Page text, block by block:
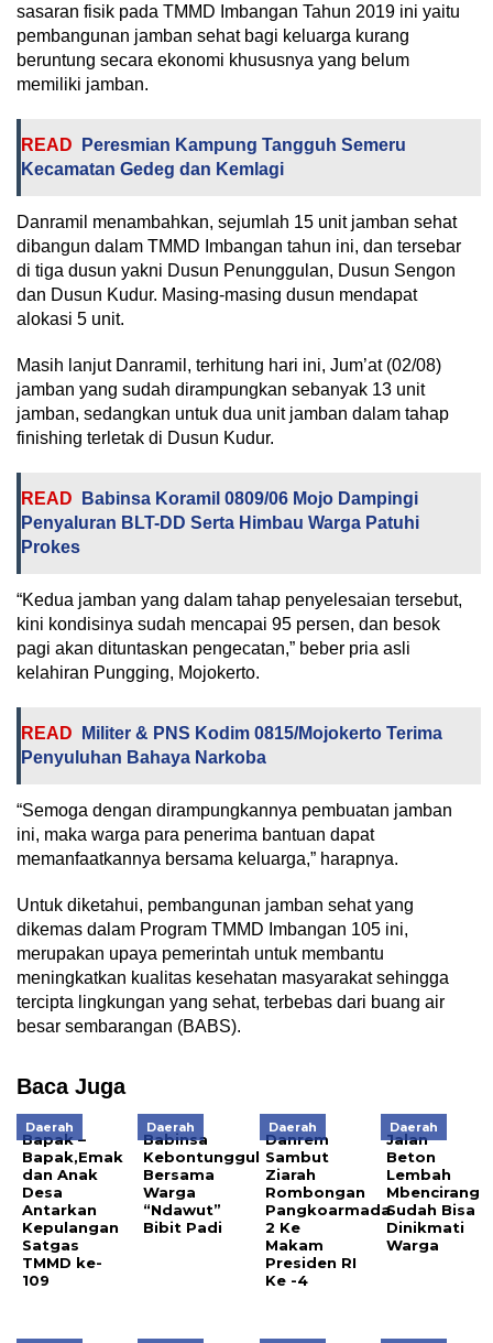
sasaran fisik pada TMMD Imbangan Tahun 2019 ini yaitu
pembangunan jamban sehat bagi keluarga kurang
beruntung secara ekonomi khususnya yang belum
memiliki jamban.
READ
Peresmian Kampung Tangguh Semeru
Kecamatan Gedeg dan Kemlagi
Danramil menambahkan, sejumlah 15 unit jamban sehat
dibangun dalam TMMD Imbangan tahun ini, dan tersebar
di tiga dusun yakni Dusun Penunggulan, Dusun Sengon
dan Dusun Kudur. Masing-masing dusun mendapat
alokasi 5 unit.
Masih lanjut Danramil, terhitung hari ini, Jum’at (02/08)
jamban yang sudah dirampungkan sebanyak 13 unit
jamban, sedangkan untuk dua unit jamban dalam tahap
finishing terletak di Dusun Kudur.
READ
Babinsa Koramil 0809/06 Mojo Dampingi
Penyaluran BLT-DD Serta Himbau Warga Patuhi
Prokes
“Kedua jamban yang dalam tahap penyelesaian tersebut,
kini kondisinya sudah mencapai 95 persen, dan besok
pagi akan dituntaskan pengecatan,” beber pria asli
kelahiran Pungging, Mojokerto.
READ
Militer & PNS Kodim 0815/Mojokerto Terima
Penyuluhan Bahaya Narkoba
“Semoga dengan dirampungkannya pembuatan jamban
ini, maka warga para penerima bantuan dapat
memanfaatkannya bersama keluarga,” harapnya.
Untuk diketahui, pembangunan jamban sehat yang
dikemas dalam Program TMMD Imbangan 105 ini,
merupakan upaya pemerintah untuk membantu
meningkatkan kualitas kesehatan masyarakat sehingga
tercipta lingkungan yang sehat, terbebas dari buang air
besar sembarangan (BABS).
Baca Juga
Daerah
Bapak –
Bapak,Emak
dan Anak
Desa
Antarkan
Kepulangan
Satgas
TMMD ke-
109
Daerah
Babinsa
Kebontunggul
Bersama
Warga
“Ndawut”
Bibit Padi
Daerah
Danrem
Sambut
Ziarah
Rombongan
Pangkoarmada
2 Ke
Makam
Presiden RI
Ke -4
Daerah
Jalan
Beton
Lembah
Mbencirang
Sudah Bisa
Dinikmati
Warga